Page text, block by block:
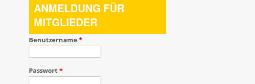
ANMELDUNG FÜR
MITGLIEDER
Benutzername *
Passwort*